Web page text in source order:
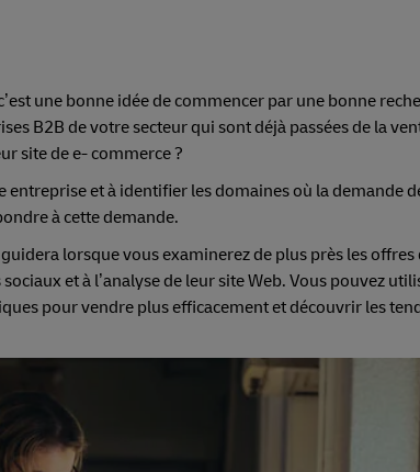
une bonne idée de commencer par une bonne
B2B de votre secteur qui sont déjà passées de la
site de e- commerce ?
et à identifier les domaines où la demande
à cette demande.
lorsque vous examinerez de plus près les offres
et à l’analyse de leur site Web. Vous pouvez
pour vendre plus efficacement et découvrir les